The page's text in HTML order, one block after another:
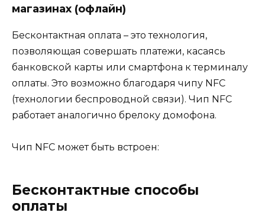
магазинах (офлайн)
Бесконтактная оплата – это технология,
позволяющая совершать платежи, касаясь
банковской карты или смартфона к терминалу
оплаты. Это возможно благодаря чипу NFC
(технологии беспроводной связи). Чип NFC
работает аналогично брелоку домофона.
Чип NFC может быть встроен:
Бесконтактные способы
оплаты